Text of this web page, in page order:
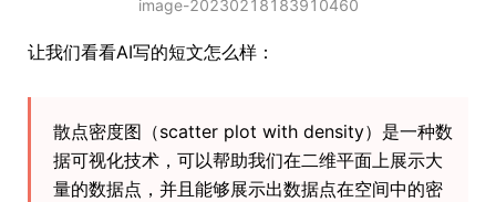
image-20230218183910460
让我们看看AI写的短文怎么样：
散点密度图（scatter plot with density）是一种数
据可视化技术，可以帮助我们在二维平面上展示大
量的数据点，并且能够展示出数据点在空间中的密